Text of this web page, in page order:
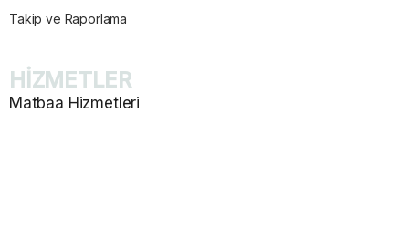
Takip ve Raporlama
HİZMETLER
Matbaa Hizmetleri